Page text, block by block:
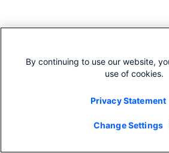
By continuing to use our website,
use of cookies.
Privacy Statement
Change Settings